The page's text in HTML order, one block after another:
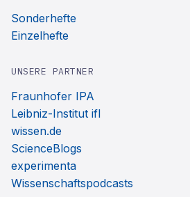
Sonderhefte
Einzelhefte
UNSERE PARTNER
Fraunhofer IPA
Leibniz-Institut ifl
wissen.de
ScienceBlogs
experimenta
Wissenschaftspodcasts